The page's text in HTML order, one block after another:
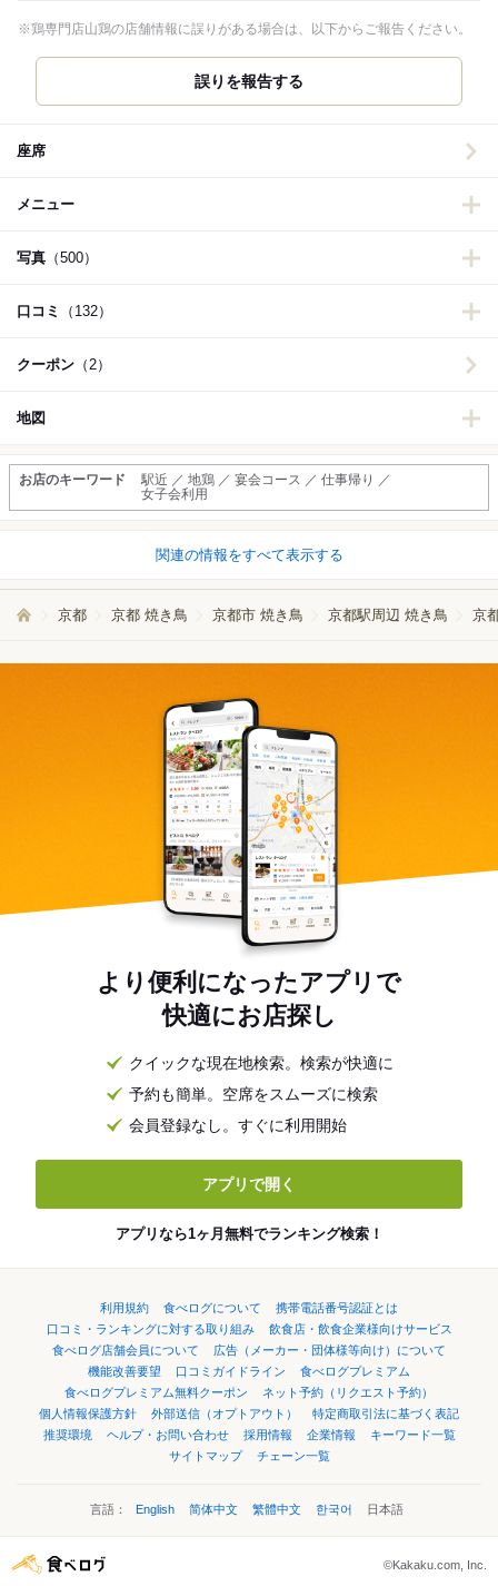
※鶏専門店山鶏の店舗情報に誤りがある場合は、以下からご報告ください。
誤りを報告する
座席
メニュー
写真 （500）
口コミ （132）
クーポン （2）
地図
お店のキーワード
駅近 ／ 地鶏 ／ 宴会コース ／ 仕事帰り ／
女子会利用
関連の情報をすべて表示する
京都 京都 焼き鳥 京都市 焼き鳥 京都駅周辺 焼き鳥 京
より便利になったアプリで
快適にお店探し
クイックな現在地検索。検索が快適に
予約も簡単。空席をスムーズに検索
会員登録なし。すぐに利用開始
アプリで開く
アプリなら1ヶ月無料でランキング検索！
利用規約 食べログについて
携帯電話番号認証とは
口コミ・ランキングに対する取り組み
飲食店・飲食企業様向けサービス
食べログ店舗会員について
広告（メーカー・団体様等向け）について
機能改善要望
口コミガイドライン
食べログプレミアム
食べログプレミアム無料クーポン
ネット予約（リクエスト予約）
個人情報保護方針
外部送信（オプトアウト）
特定商取引法に基づく表記
推奨環境
ヘルプ・お問い合わせ 採用情報 企業情報
キーワード一覧
サイトマップ
チェーン一覧
言語： English 简体中文 繁體中文 한국어 日本語
©Kakaku.com, Inc.